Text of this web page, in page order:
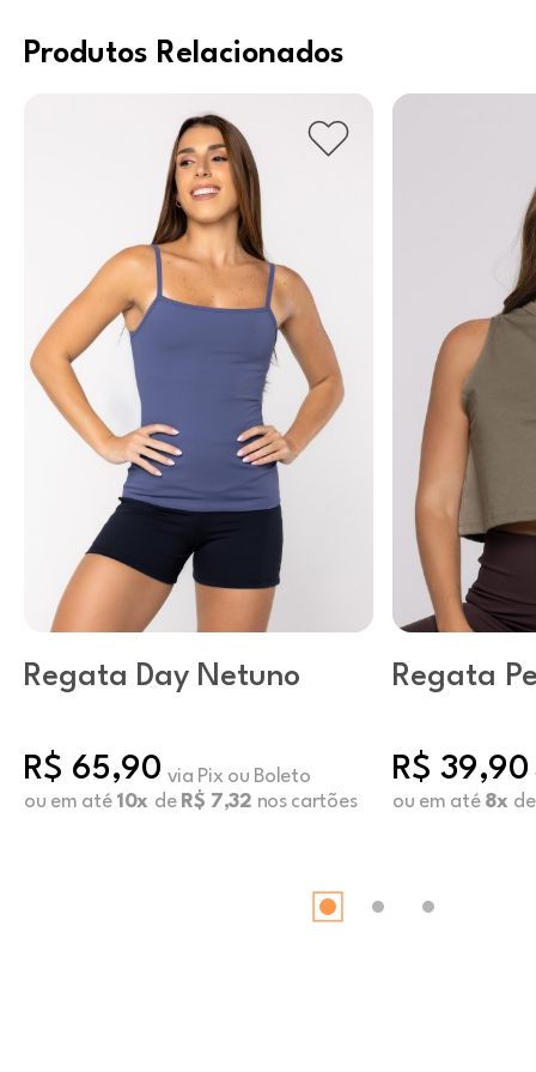
Produtos Relacionados
Regata Day Netuno
R$ 65,90 via Pix ou Boleto
ou em até 10x de R$ 7,32 nos cartões
Regata
R$ 39,90
ou em até 8x